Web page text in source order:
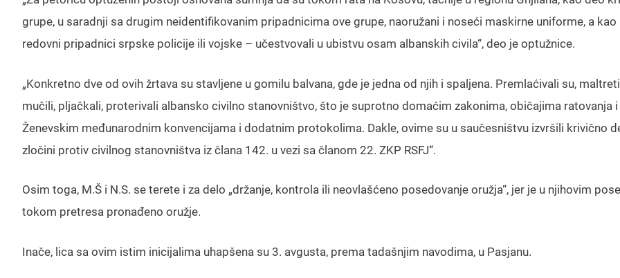
grupe, u saradnji sa drugim neidentifikovanim pripadnicima ove grupe, naoružani i noseći maskirne uniforme, a kao
redovni pripadnici srpske policije ili vojske – učestvovali u ubistvu osam albanskih civila“, deo je optužnice.
„Konkretno dve od ovih žrtava su stavljene u gomilu balvana, gde je jedna od njih i spaljena. Premlaćivali su,
mučili, pljačkali, proterivali albansko civilno stanovništvo, što je suprotno domaćim zakonima, običajima ratovanja i
Ženevskim međunarodnim konvencijama i dodatnim protokolima. Dakle, ovime su u saučesništvu izvršili krivično
zločini protiv civilnog stanovništva iz člana 142. u vezi sa članom 22. ZKP RSFJ“.
Osim toga, M.Š i N.S. se terete i za delo „držanje, kontrola ili neovlašćeno posedovanje oružja“, jer je u njihovim
tokom pretresa pronađeno oružje.
Inače, lica sa ovim istim inicijalima uhapšena su 3. avgusta, prema tadašnjim navodima, u Pasjanu.